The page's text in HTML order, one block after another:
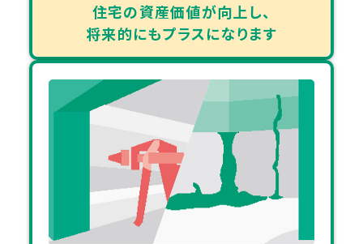
住宅の資産価値が向上し、
将来的にもプラスになります